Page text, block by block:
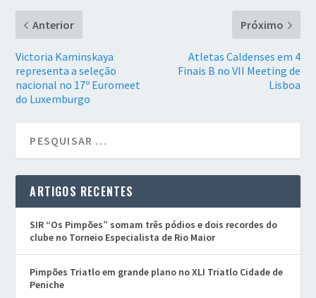
Anterior
Victoria Kaminskaya
representa a seleção
nacional no 17º Euromeet
do Luxemburgo
Próximo
Atletas Caldenses em 4
Finais B no VII Meeting de
Lisboa
ARTIGOS RECENTES
SIR “Os Pimpões” somam três pódios e dois recordes do
clube no Torneio Especialista de Rio Maior
Pimpões Triatlo em grande plano no XLI Triatlo Cidade de
Peniche